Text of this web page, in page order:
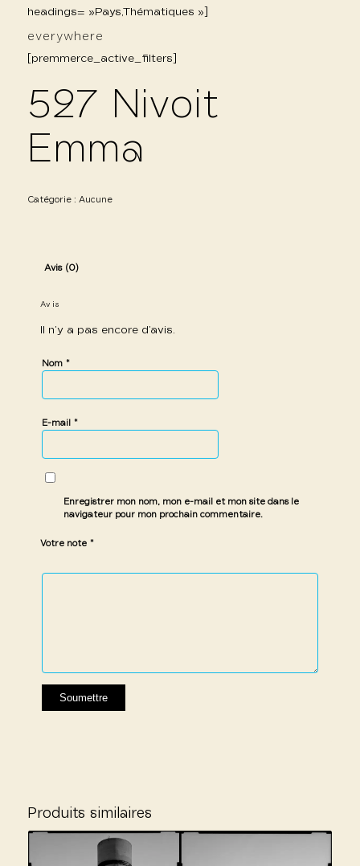
headings= »Pays,Thématiques »]
everywhere
[premmerce_active_filters]
527 Nivoit
Emma
Catégorie : Aucune
Avis (0)
Avis
Il n’y a pas encore d’avis.
Nom *
E-mail *
Enregistrer mon nom, mon e-mail et mon site dans le
navigateur pour mon prochain commentaire.
Votre note *
1 étoile
2 étoiles
3 étoiles
4 étoiles
5 étoiles
Produits similaires